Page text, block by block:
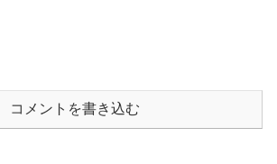
コメントを書き込む